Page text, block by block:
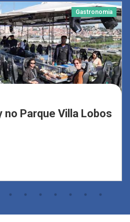
Gastronomia
no Parque Villa Lobos